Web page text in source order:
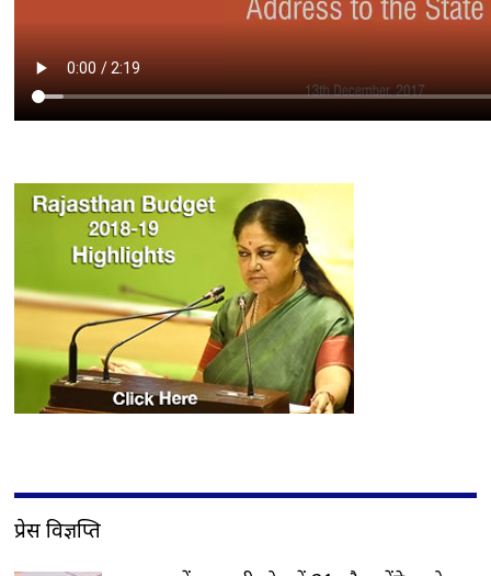
प्रेस विज्ञप्ति